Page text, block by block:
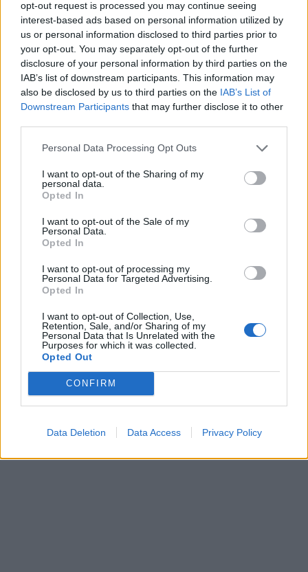
opt-out request is processed you may continue seeing
interest-based ads based on personal information utilized by
us or personal information disclosed to third parties prior to
your opt-out. You may separately opt-out of the further
disclosure of your personal information by third parties on the
IAB’s list of downstream participants. This information may
also be disclosed by us to third parties on the IAB’s List of
Downstream Participants that may further disclose it to other
Personal Data Processing Opt Outs
I want to opt-out of the Sharing of my
personal data.
Opted In
I want to opt-out of the Sale of my
Personal Data.
Opted In
I want to opt-out of processing my
Personal Data for Targeted Advertising.
Opted In
I want to opt-out of Collection, Use,
Retention, Sale, and/or Sharing of my
Personal Data that Is Unrelated with the
Purposes for which it was collected.
Opted Out
CONFIRM
Data Deletion Data Access Privacy Policy